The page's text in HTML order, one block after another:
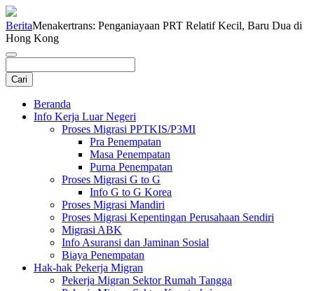
BeritaMenakertrans: Penganiayaan PRT Relatif Kecil, Baru Dua di
Hong Kong
Beranda
Info Kerja Luar Negeri
Proses Migrasi PPTKIS/P3MI
Pra Penempatan
Masa Penempatan
Purna Penempatan
Proses Migrasi G to G
Info G to G Korea
Proses Migrasi Mandiri
Proses Migrasi Kepentingan Perusahaan Sendiri
Migrasi ABK
Info Asuransi dan Jaminan Sosial
Biaya Penempatan
Hak-hak Pekerja Migran
Pekerja Migran Sektor Rumah Tangga